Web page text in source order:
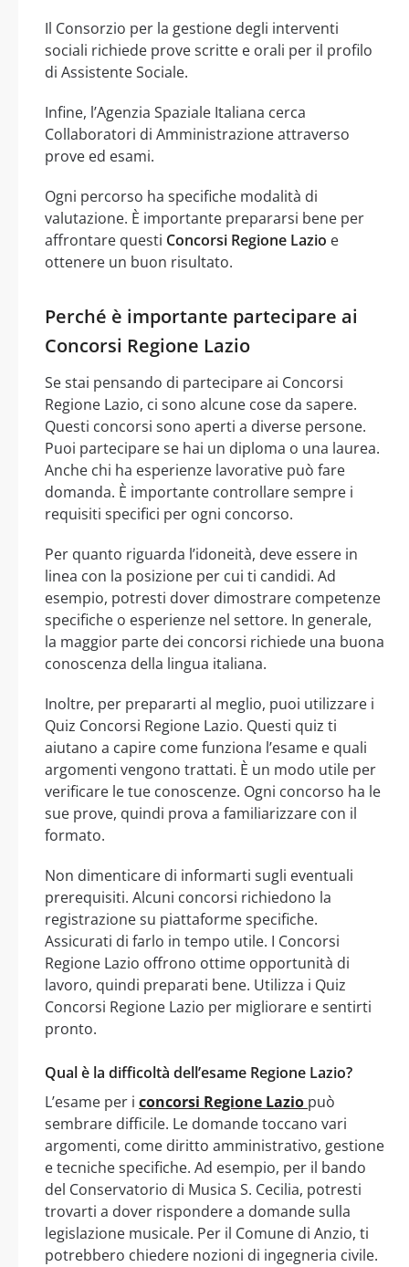
Il Consorzio per la gestione degli interventi
sociali richiede prove scritte e orali per il profilo
di Assistente Sociale.
Infine, l’Agenzia Spaziale Italiana cerca
Collaboratori di Amministrazione attraverso
prove ed esami.
Ogni percorso ha specifiche modalità di
valutazione. È importante prepararsi bene per
affrontare questi Concorsi Regione Lazio e
ottenere un buon risultato.
Perché è importante partecipare ai
Concorsi Regione Lazio
Se stai pensando di partecipare ai Concorsi
Regione Lazio, ci sono alcune cose da sapere.
Questi concorsi sono aperti a diverse persone.
Puoi partecipare se hai un diploma o una laurea.
Anche chi ha esperienze lavorative può fare
domanda. È importante controllare sempre i
requisiti specifici per ogni concorso.
Per quanto riguarda l’idoneità, deve essere in
linea con la posizione per cui ti candidi. Ad
esempio, potresti dover dimostrare competenze
specifiche o esperienze nel settore. In generale,
la maggior parte dei concorsi richiede una buona
conoscenza della lingua italiana.
Inoltre, per prepararti al meglio, puoi utilizzare i
Quiz Concorsi Regione Lazio. Questi quiz ti
aiutano a capire come funziona l’esame e quali
argomenti vengono trattati. È un modo utile per
verificare le tue conoscenze. Ogni concorso ha le
sue prove, quindi prova a familiarizzare con il
formato.
Non dimenticare di informarti sugli eventuali
prerequisiti. Alcuni concorsi richiedono la
registrazione su piattaforme specifiche.
Assicurati di farlo in tempo utile. I Concorsi
Regione Lazio offrono ottime opportunità di
lavoro, quindi preparati bene. Utilizza i Quiz
Concorsi Regione Lazio per migliorare e sentirti
pronto.
Qual è la difficoltà dell’esame Regione Lazio?
L’esame per i concorsi Regione Lazio può
sembrare difficile. Le domande toccano vari
argomenti, come diritto amministrativo, gestione
e tecniche specifiche. Ad esempio, per il bando
del Conservatorio di Musica S. Cecilia, potresti
trovarti a dover rispondere a domande sulla
legislazione musicale. Per il Comune di Anzio, ti
potrebbero chiedere nozioni di ingegneria civile.